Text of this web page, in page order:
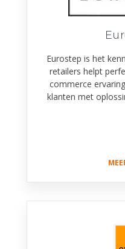
Eurostep is het
retailers helpt
commerce
klanten met